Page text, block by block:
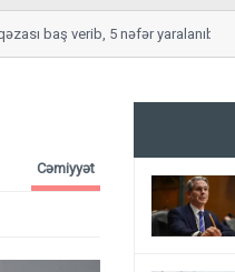
baş verib, 5 nəfər yaralanıb
Cəmiyyət